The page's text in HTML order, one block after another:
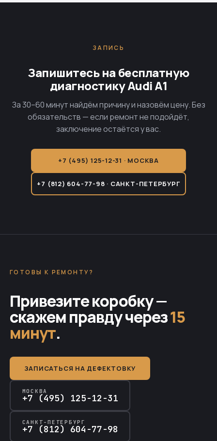
ЗАПИСЬ
Запишитесь на бесплатную
диагностику Audi A1
За 30–60 минут найдём причину и назовём цену. Без
обязательств — если ремонт не подойдёт,
заключение остаётся у вас.
+7 (495) 125-12-31 · МОСКВА
+7 (812) 604-77-98 · САНКТ-ПЕТЕРБУРГ
ГОТОВЫ К РЕМОНТУ?
Привезите коробку —
скажем правду через15
минут.
ЗАПИСАТЬСЯ НА ДЕФЕКТОВКУ
МОСКВА
+7 (495) 125-12-31
САНКТ-ПЕТЕРБУРГ
+7 (812) 604-77-98